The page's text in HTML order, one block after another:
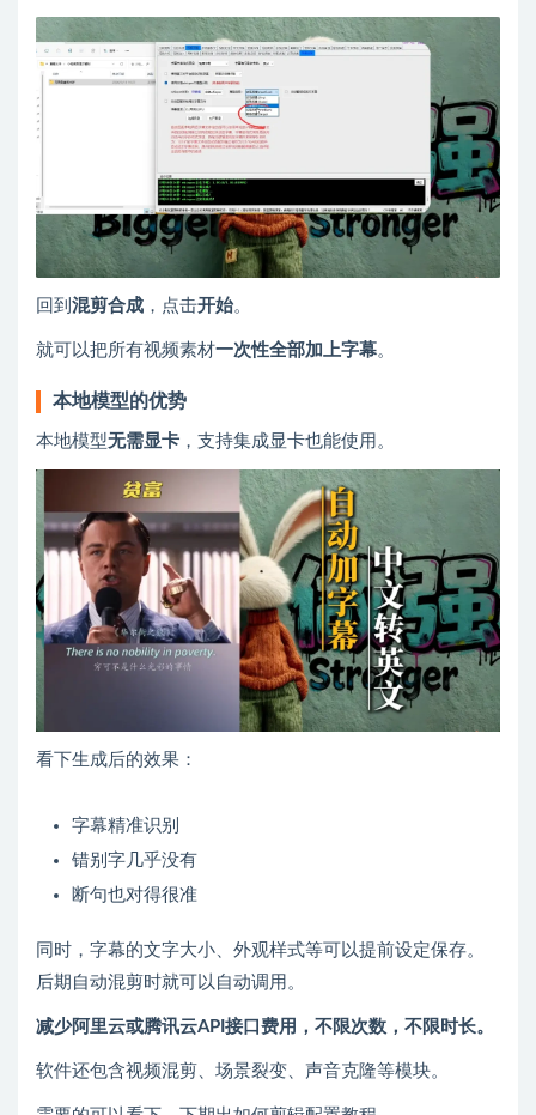
回到 混剪合成 ，点击开始。
就可以把所有视频素材一次性全部加上字幕。
本地模型的优势
本地模型无需显卡 ，支持集成显卡也能使用。
看下生成后的效果：
字幕精准识别
错别字几乎没有
断句也对得很准
同时，字幕的文字大小、外观样式等可以提前设定保存。
后期自动混剪时就可以自动调用。
减少阿里云或腾讯云API接口费用，不限次数，不限时长。
软件还包含视频混剪、场景裂变、声音克隆等模块。